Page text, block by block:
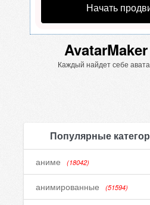
Начать
AvatarMaker
Каждый найдет себе
Популярные
аниме (18042)
анимированные (51594)